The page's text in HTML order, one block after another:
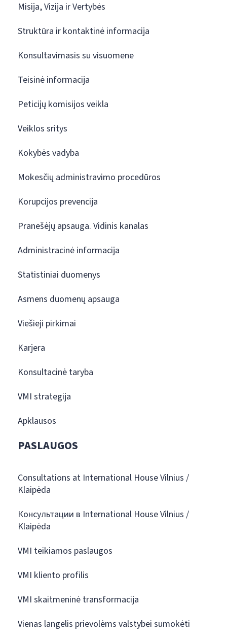
Misija, Vizija ir Vertybės
Struktūra ir kontaktinė informacija
Konsultavimasis su visuomene
Teisinė informacija
Peticijų komisijos veikla
Veiklos sritys
Kokybės vadyba
Mokesčių administravimo procedūros
Korupcijos prevencija
Pranešėjų apsauga. Vidinis kanalas
Administracinė informacija
Statistiniai duomenys
Asmens duomenų apsauga
Viešieji pirkimai
Karjera
Konsultacinė taryba
VMI strategija
Apklausos
PASLAUGOS
Consultations at International House Vilnius /
Klaipėda
Консультации в International House Vilnius /
Klaipėda
VMI teikiamos paslaugos
VMI kliento profilis
VMI skaitmeninė transformacija
Vienas langelis prievolėms valstybei sumokėti